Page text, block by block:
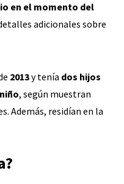
en el momento del
adicionales sobre
2013y tenía dos hijos
, según muestran
Además, residían en la